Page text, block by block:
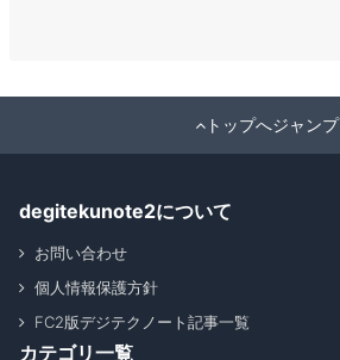
トップへジャンプ
degitekunote2について
お問い合わせ
個人情報保護方針
FC2版デジテクノート記事一覧
カテゴリ一覧